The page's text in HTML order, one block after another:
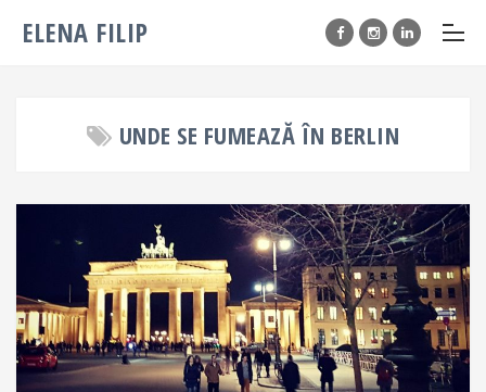
ELENA FILIP
UNDE SE FUMEAZĂ ÎN BERLIN